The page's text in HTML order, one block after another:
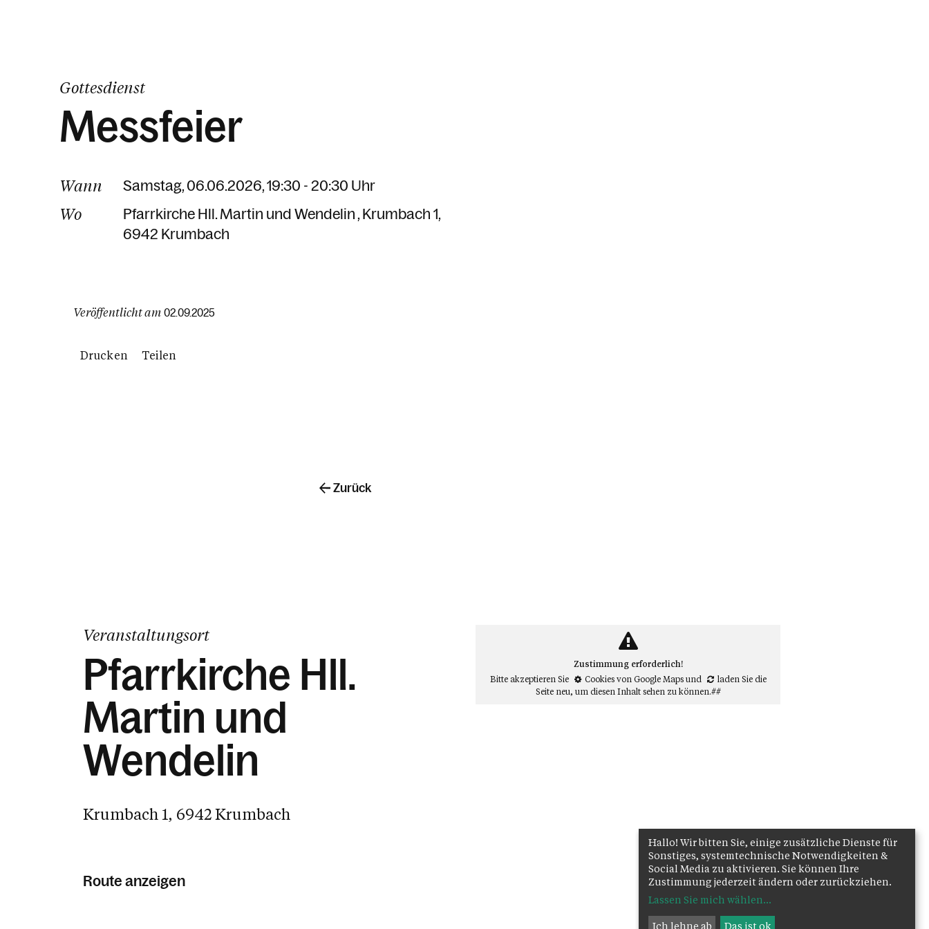
Gottesdienst
Messfeier
Wann Samstag, 06.06.2026, 19:30 - 20:30 Uhr
Wo Pfarrkirche Hll. Martin und Wendelin Krumbach 1
6942 Krumbach
Veröffentlicht am 02.09.2025
Drucken Teilen
Zurück
Veranstaltungsort
Pfarrkirche Hll.
Martin und
Wendelin
Krumbach 1, 6942 Krumbach
Route anzeigen
Zustimmung erforderlich!
Bitte akzeptieren Sie
Cookies von Google Mapsund
laden Sie die
Seite neu, um diesen Inhalt sehen zu können.##
Hallo! Wir bitten Sie, einige zusätzliche Dienste für
Sonstiges, systemtechnische Notwendigkeiten &
Social Media zu aktivieren. Sie können Ihre
Zustimmung jederzeit ändern oder zurückziehen.
Lassen Sie mich wählen...
Ich lehne ab Das ist ok